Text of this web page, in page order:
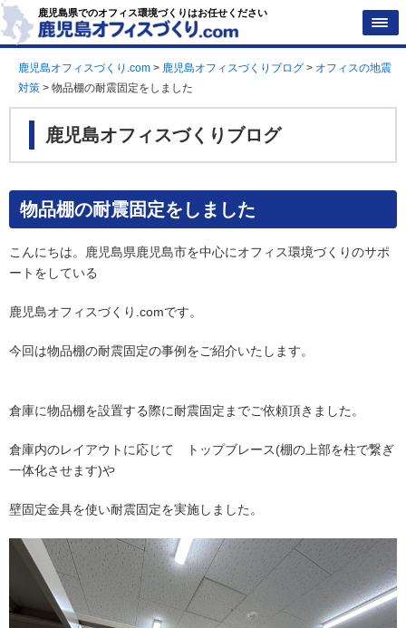
鹿児島県でのオフィス環境づくりはお任せください
鹿児島オフィスづくり.com > 鹿児島オフィスづくりブログ > オフィスの地震
対策 > 物品棚の耐震固定をしました
鹿児島オフィスづくりブログ
物品棚の耐震固定をしました
こんにちは。鹿児島県鹿児島市を中心にオフィス環境づくりのサポ
ートをしている
鹿児島オフィスづくり.comです。
今回は物品棚の耐震固定の事例をご紹介いたします。
倉庫に物品棚を設置する際に耐震固定までご依頼頂きました。
倉庫内のレイアウトに応じて トップブレース(棚の上部を柱で繋ぎ
一体化させます)や
壁固定金具を使い耐震固定を実施しました。